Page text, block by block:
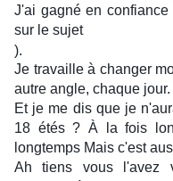
J'ai gagné en
sur le sujet
).
Je travaille à changer
autre angle, chaque jour.
Et je me dis que je
18 étés ? À la fois
longtemps Mais c'est
Ah tiens vous l'avez